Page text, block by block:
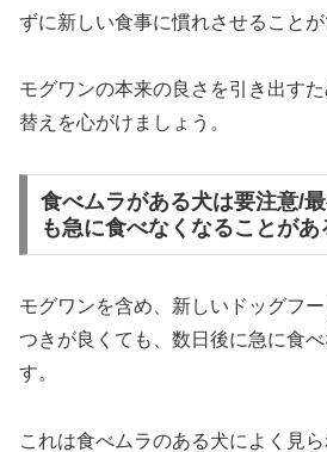
ずに新しい食事に慣れさせることが
モグワンの本来の良さを引き出す
替えを心がけましょう。
食べムラがある犬は要注意/
も急に食べなくなることがあ
モグワンを含め、新しいドッグフ
つきが良くても、数日後に急に食
す。
これは食べムラのある犬によく見ら